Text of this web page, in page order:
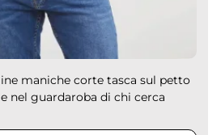
maniche corte tasca sul petto
nel guardaroba di chi cerca